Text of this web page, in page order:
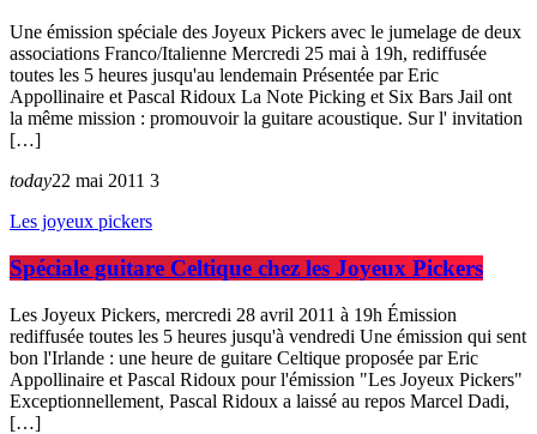
Une émission spéciale des Joyeux Pickers avec le jumelage de deux
associations Franco/Italienne Mercredi 25 mai à 19h, rediffusée
toutes les 5 heures jusqu'au lendemain Présentée par Eric
Appollinaire et Pascal Ridoux La Note Picking et Six Bars Jail ont
la même mission : promouvoir la guitare acoustique. Sur l' invitation
[…]
today22 mai 2011 3
Les joyeux pickers
Spéciale guitare Celtique chez les Joyeux Pickers
Les Joyeux Pickers, mercredi 28 avril 2011 à 19h Émission
rediffusée toutes les 5 heures jusqu'à vendredi Une émission qui sent
bon l'Irlande : une heure de guitare Celtique proposée par Eric
Appollinaire et Pascal Ridoux pour l'émission "Les Joyeux Pickers"
Exceptionnellement, Pascal Ridoux a laissé au repos Marcel Dadi,
[…]